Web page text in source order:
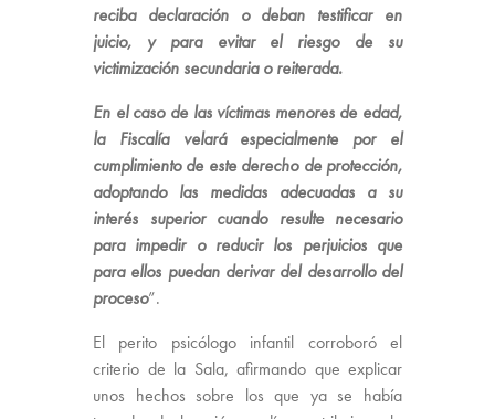
reciba declaración o deban testificar en
juicio, y para evitar el riesgo de su
victimización secundaria o reiterada.
En el caso de las víctimas menores de edad,
la Fiscalía velará especialmente por el
cumplimiento de este derecho de protección,
adoptando las medidas adecuadas a su
interés superior cuando resulte necesario
para impedir o reducir los perjuicios que
para ellos puedan derivar del desarrollo del
proceso”.
El perito psicólogo infantil corroboró el
criterio de la Sala, afirmando que explicar
unos hechos sobre los que ya se había